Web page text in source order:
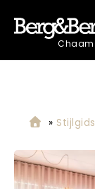
Chaam
» Stijlgids